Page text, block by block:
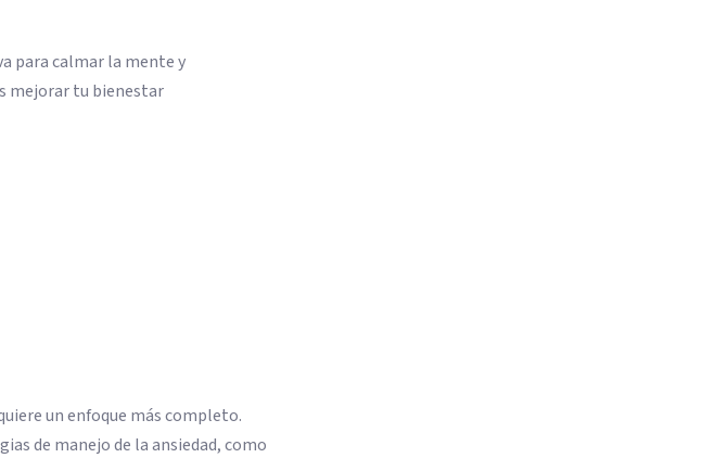
para calmar la mente y
mejorar tu bienestar
un enfoque más completo.
de manejo de la ansiedad, como